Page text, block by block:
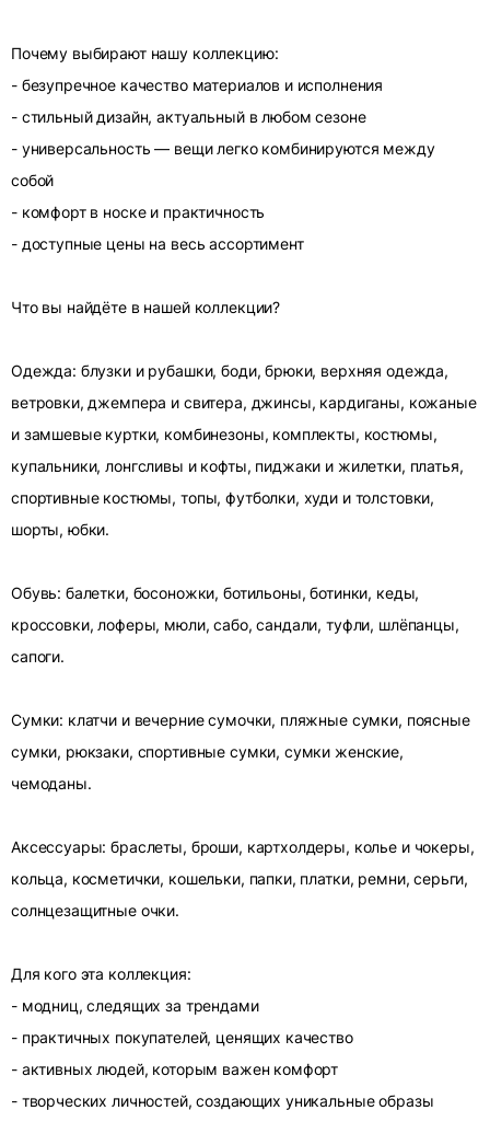
Почему выбирают нашу коллекцию:
- безупречное качество материалов и исполнения
- стильный дизайн, актуальный в любом сезоне
- универсальность — вещи легко комбинируются между
собой
- комфорт в носке и практичность
- доступные цены на весь ассортимент
Что вы найдёте в нашей коллекции?
Одежда: блузки и рубашки, боди, брюки, верхняя одежда,
ветровки, джемпера и свитера, джинсы, кардиганы, кожаные
и замшевые куртки, комбинезоны, комплекты, костюмы,
купальники, лонгсливы и кофты, пиджаки и жилетки, платья,
спортивные костюмы, топы, футболки, худи и толстовки,
шорты, юбки.
Обувь: балетки, босоножки, ботильоны, ботинки, кеды,
кроссовки, лоферы, мюли, сабо, сандали, туфли, шлёпанцы,
сапоги.
Сумки: клатчи и вечерние сумочки, пляжные сумки, поясные
сумки, рюкзаки, спортивные сумки, сумки женские,
чемоданы.
Аксессуары: браслеты, броши, картхолдеры, колье и чокеры,
кольца, косметички, кошельки, папки, платки, ремни, серьги,
солнцезащитные очки.
Для кого эта коллекция:
- модниц, следящих за трендами
- практичных покупателей, ценящих качество
- активных людей, которым важен комфорт
- творческих личностей, создающих уникальные образы